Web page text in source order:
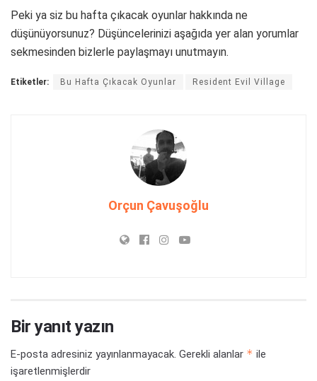
Peki ya siz bu hafta çıkacak oyunlar hakkında ne
düşünüyorsunuz? Düşüncelerinizi aşağıda yer alan yorumlar
sekmesinden bizlerle paylaşmayı unutmayın.
Etiketler: Bu Hafta Çıkacak Oyunlar Resident Evil Village
Orçun Çavuşoğlu
Bir yanıt yazın
E-posta adresiniz yayınlanmayacak. Gerekli alanlar * ile
işaretlenmişlerdir